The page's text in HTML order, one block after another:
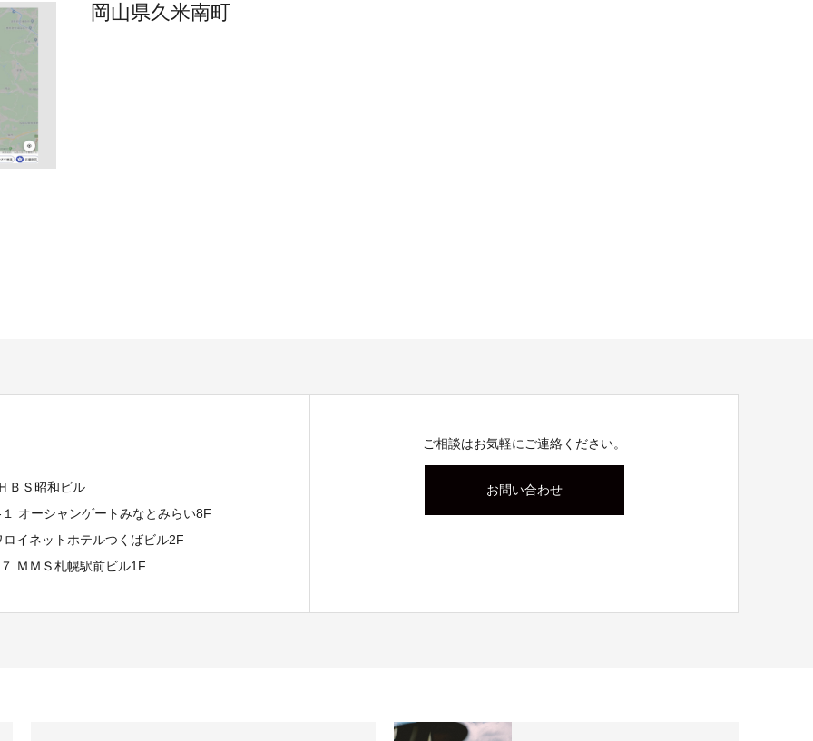
岡山県久米南町
ＢＳ昭和ビル
オーシャンゲートみなとみらい8F
イネットホテルつくばビル2F
ＭＭＳ札幌駅前ビル1F
ご相談はお気軽にご連絡ください。
お問い合わせ